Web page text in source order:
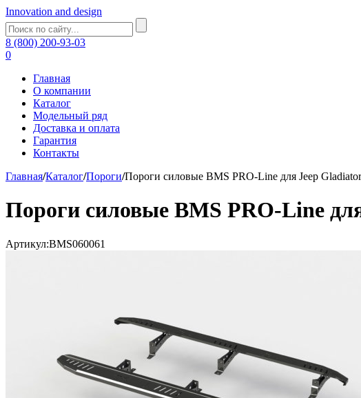
Innovation and design
8 (800) 200-93-03
0
Главная
О компании
Каталог
Модельный ряд
Доставка и оплата
Гарантия
Контакты
Главная/Каталог/Пороги/Пороги силовые BMS PRO-Line для Jeep
Пороги силовые BMS PRO-Line
Артикул:BMS060061